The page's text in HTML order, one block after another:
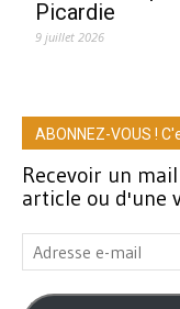
Picardie
9 juillet 2026
ABONNEZ-VOUS !
Recevoir un
article ou d'une
Adresse
e-
mail